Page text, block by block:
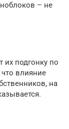
– не
их подгонку по
влияние
на